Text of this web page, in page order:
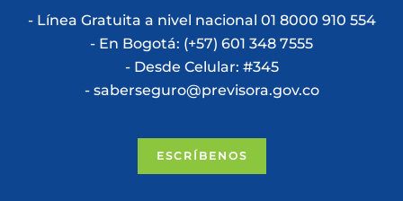
- Línea Gratuita a nivel nacional 01 8000 910 554
- En Bogotá: (+57) 601 348 7555
- Desde Celular: #345
- saberseguro@previsora.gov.co
ESCRÍBENOS